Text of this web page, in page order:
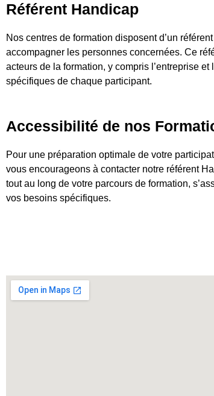
Référent Handicap
Nos centres de formation disposent d’un
accompagner les personnes concernées. Ce
acteurs de la formation, y compris l’entreprise
spécifiques de chaque participant.
Accessibilité de nos
Pour une préparation optimale de votre
vous encourageons à contacter notre référent
tout au long de votre parcours de formation,
vos besoins spécifiques.